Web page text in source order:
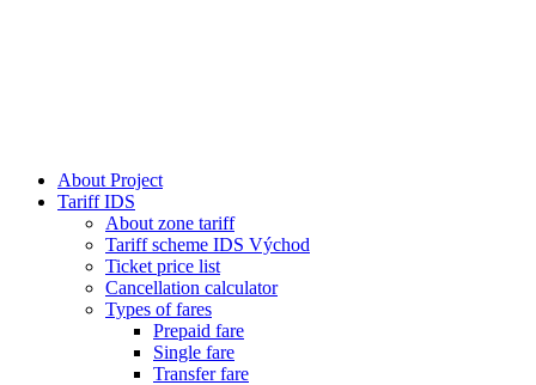
About Project
Tariff IDS
About zone tariff
Tariff scheme IDS Východ
Ticket price list
Cancellation calculator
Types of fares
Prepaid fare
Single fare
Transfer fare